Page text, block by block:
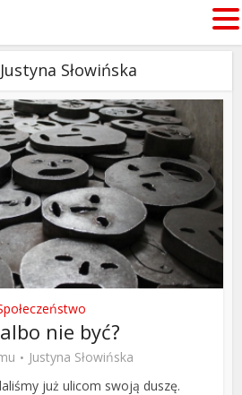
Słowińska
nie być?
Justyna Słowińska
już ulicom swoją duszę.